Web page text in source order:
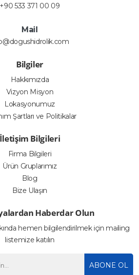
+90 533 371 00 09
Mail
Bilgiler
Hakkımızda
Vizyon Misyon
Lokasyonumuz
Şartları ve Politikalar
İletişim Bilgileri
Firma Bilgileri
Ürün Gruplarımız
Blog
Bize Ulaşın
Haberdar Olun
hemen bilgilendirilmek için mailing
listemize katılın
ABONE OL